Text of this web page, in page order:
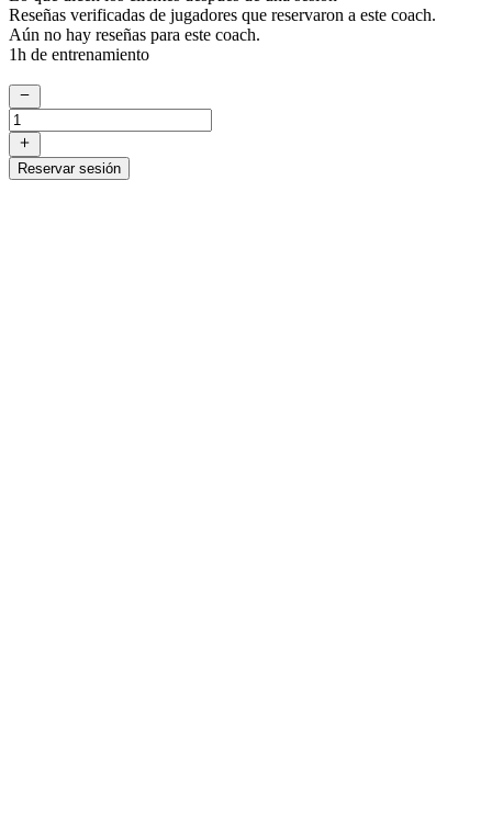
Reseñas verificadas de jugadores que reservaron a este coach.
Aún no hay reseñas para este coach.
1h de entrenamiento
Reservar sesión